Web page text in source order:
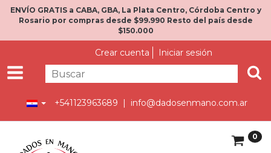
ENVÍO GRATIS a CABA, GBA, La Plata Centro, Córdoba Centro y
Rosario por compras desde $99.990 Resto del país desde
$150.000
Crear cuenta Iniciar sesión
+541123963689 | info@dadosenmano.com.ar
0